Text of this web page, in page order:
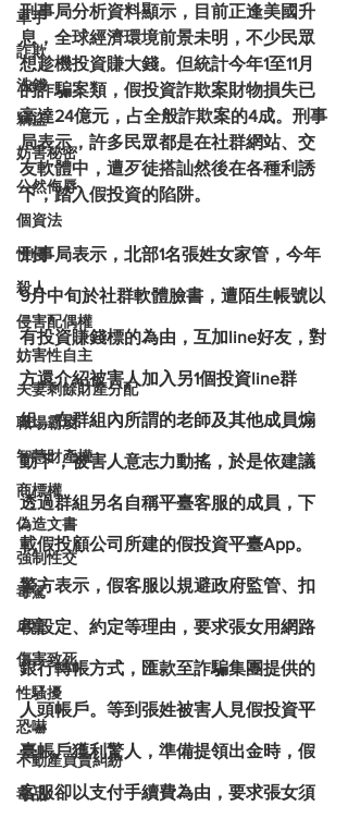
車手
詐欺
洗錢
竊盜
妨害秘密
公然侮辱
個資法
性侵
殺人
侵害配偶權
妨害性自主
夫妻剩餘財產分配
職場霸凌
智慧財產權
商標權
偽造文書
強制性交
毒駕
虐童
傷害致死
性騷擾
恐嚇
不動產買賣糾紛
毒品
刑事局分析資料顯示，目前正逢美國升
息，全球經濟環境前景未明，不少民眾
想趁機投資賺大錢。但統計今年1至11月
的詐騙案類，假投資詐欺案財物損失已
高達24億元，占全般詐欺案的4成。刑事
局表示，許多民眾都是在社群網站、交
友軟體中，遭歹徒搭訕然後在各種利誘
下，踏入假投資的陷阱。
刑事局表示，北部1名張姓女家管，今年
9月中旬於社群軟體臉書，遭陌生帳號以
有投資賺錢標的為由，互加line好友，對
方還介紹被害人加入另1個投資line群
組，在群組內所謂的老師及其他成員煽
動下，被害人意志力動搖，於是依建議
透過群組另名自稱平臺客服的成員，下
載假投顧公司所建的假投資平臺App。
警方表示，假客服以規避政府監管、扣
稅設定、約定等理由，要求張女用網路
銀行轉帳方式，匯款至詐騙集團提供的
人頭帳戶。等到張姓被害人見假投資平
臺帳戶獲利驚人，準備提領出金時，假
客服卻以支付手續費為由，要求張女須